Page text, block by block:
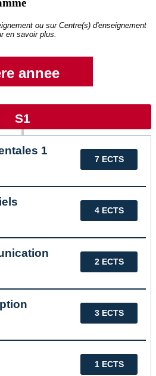
ou sur Centre(s) d'enseignement
en savoir plus.
annee
S1
7 ECTS
1
4 ECTS
2 ECTS
3 ECTS
1 ECTS